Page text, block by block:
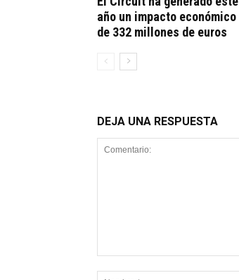
año un impacto económico
de 332 millones de euros
DEJA UNA RESPUESTA